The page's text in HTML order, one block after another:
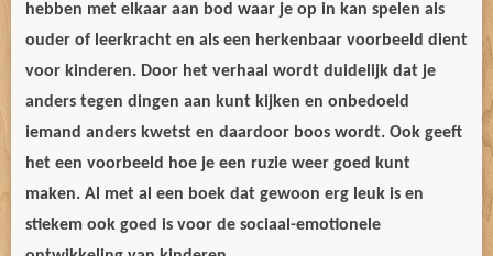
hebben met elkaar aan bod waar je op in kan spelen als
ouder of leerkracht en als een herkenbaar voorbeeld dient
voor kinderen. Door het verhaal wordt duidelijk dat je
anders tegen dingen aan kunt kijken en onbedoeld
iemand anders kwetst en daardoor boos wordt. Ook geeft
het een voorbeeld hoe je een ruzie weer goed kunt
maken. Al met al een boek dat gewoon erg leuk is en
stiekem ook goed is voor de sociaal-emotionele